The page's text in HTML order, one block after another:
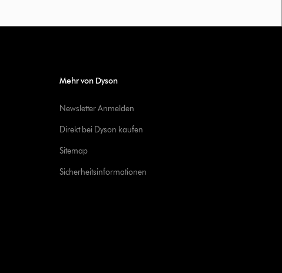
Mehr von Dyson
Newsletter Anmelden
Direkt bei Dyson kaufen
Sitemap
Sicherheitsinformationen